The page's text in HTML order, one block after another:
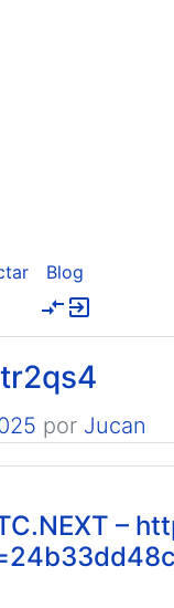
Blog
compare_arrows exit_to_app
por Jucan
–